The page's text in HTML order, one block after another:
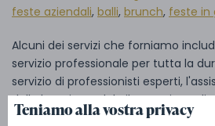
feste aziendali, balli, brunch, feste in
Alcuni dei servizi che forniamo
servizio professionale per tutta la
servizio di professionisti esperti,
della location e del cibo con
l'ordinazione del locale, la pulizia
Teniamo alla vostra privacy